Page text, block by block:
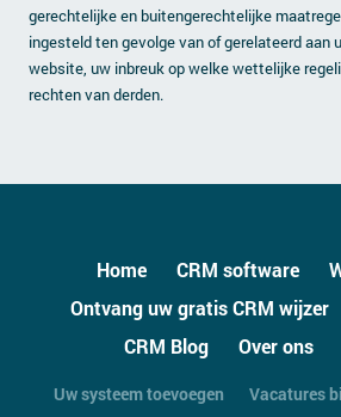
gerechtelijke en buitengerechtelijke
ingesteld ten gevolge van of gerelateerd aan
website, uw inbreuk op welke wettelijke
rechten van derden.
Home CRM software
Ontvang uw gratis CRM wijzer
CRM Blog
Over ons
Uw systeem toevoegen
Vacatures